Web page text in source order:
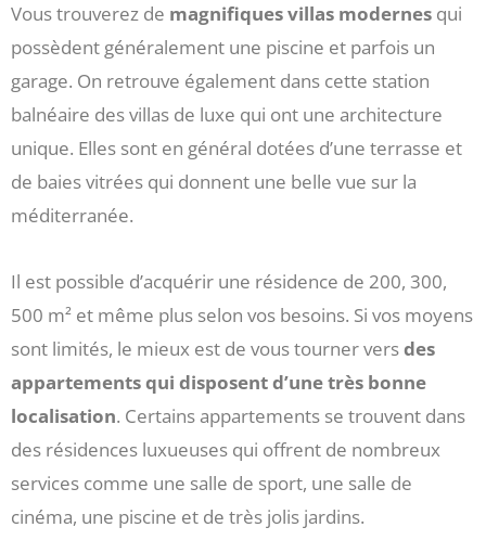
Vous trouverez de magnifiques villas modernes qui
possèdent généralement une piscine et parfois un
garage. On retrouve également dans cette station
balnéaire des villas de luxe qui ont une architecture
unique. Elles sont en général dotées d’une terrasse et
de baies vitrées qui donnent une belle vue sur la
méditerranée.
Il est possible d’acquérir une résidence de 200, 300,
500 m² et même plus selon vos besoins. Si vos moyens
sont limités, le mieux est de vous tourner versdes
appartements qui disposent d’une très bonne
localisation. Certains appartements se trouvent dans
des résidences luxueuses qui offrent de nombreux
services comme une salle de sport, une salle de
cinéma, une piscine et de très jolis jardins.